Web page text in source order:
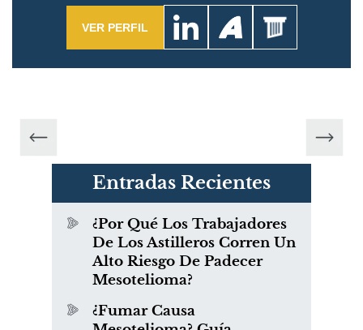
VER PERFIL
Entradas Recientes
¿Por Qué Los Trabajadores
De Los Astilleros Corren Un
Alto Riesgo De Padecer
Mesotelioma?
¿Fumar Causa